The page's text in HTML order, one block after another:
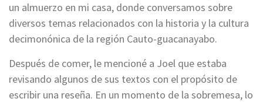
un almuerzo en mi casa, donde conversamos sobre
diversos temas relacionados con la historia y la cultura
decimonónica de la región Cauto-guacanayabo.
Después de comer, le mencioné a Joel que estaba
revisando algunos de sus textos con el propósito de
escribir una reseña. En un momento de la sobremesa, lo